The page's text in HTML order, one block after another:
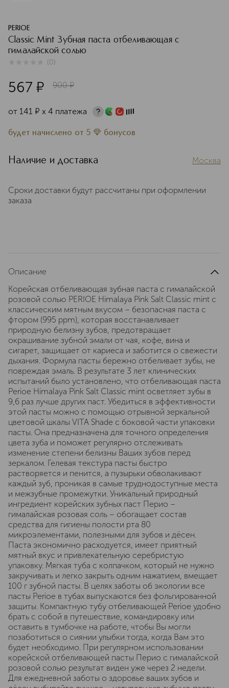
PERIOE
Classic Mint Зубная паста отбеливающая c
гималайской солью
(0)
567 ¤ 900 ¤
от 141 ¤ х 4 платежа
будет начислено от 5 бонусов
Наличие и доставка Москва
Сроки доставки будут рассчитаны при оформлении
заказа
Описание
Корейская отбеливающая зубная паста с гималайской
розовой солью PERIOE Himalaya Pink Salt Classic mint с
классическим мятным вкусом – безопасная паста с
фтором (995 ppm), которая восстанавливает
природную белизну зубов, предотвращает
окрашивание зубной эмали от чая, кофе, вина и
сигарет, защищает от кариеса и заботится о свежести
дыхания. Формула пасты бережно отбеливает зубы, не
повреждая эмаль. В результате 3 лет клинических
испытаний было установлено, что отбеливающая паста
Perioe Himalaya Pink Salt Classic mint осветляет зубы в
9,6 раз лучше других паст. Убедиться в эффективности
этой пасты можно с помощью отрывной зеркальной
цветовой шкалы VITA Shade с боковой части упаковки
пасты. Она предназначена для точного определения
цвета зуба и поможет регулярно отслеживать
изменение степени белизны Ваших зубов перед
зеркалом. Гелевая текстура пасты быстро
растворяется и пенится, а пузырьки обволакивают
каждый зуб, проникая в самые труднодоступные места
и межзубные промежутки. Уникальный природный
ингредиент корейских зубных паст Перио –
гималайская розовая соль – обогащает состав
средства для гигиены полости рта 80
микроэлементами, полезными для зубов и дёсен.
Паста экономично расходуется, имеет приятный
мятный вкус и привлекательную серебристую
упаковку. Мягкая туба с колпачком, который не нужно
закручивать и легко закрыть одним нажатием, вмещает
100 г зубной пасты. В целях заботы об экологии все
пасты Perioe в тубах выпускаются без фольгированной
защиты. Компактную тубу отбеливающей Perioe удобно
брать с собой в путешествие, командировку или
оставить в тумбочке на работе, чтобы Вы могли
позаботиться о сиянии улыбки тогда, когда Вам это
будет необходимо. При регулярном использовании
корейской отбеливающей пасты Перио с гималайской
розовой солью результат виден уже через 2 недели.
Для ежедневной заботы о здоровье ваших зубов и